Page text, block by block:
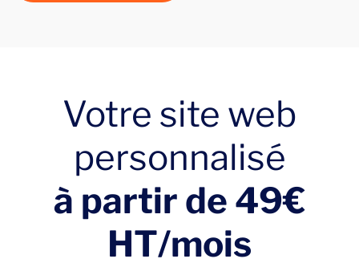
Votre site web
personnalisé
à partir de 49€
HT/mois